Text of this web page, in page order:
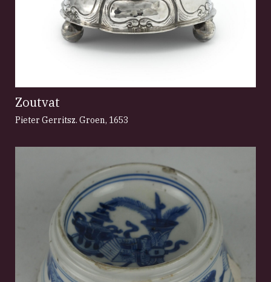
Zoutvat
Pieter Gerritsz. Groen, 1653